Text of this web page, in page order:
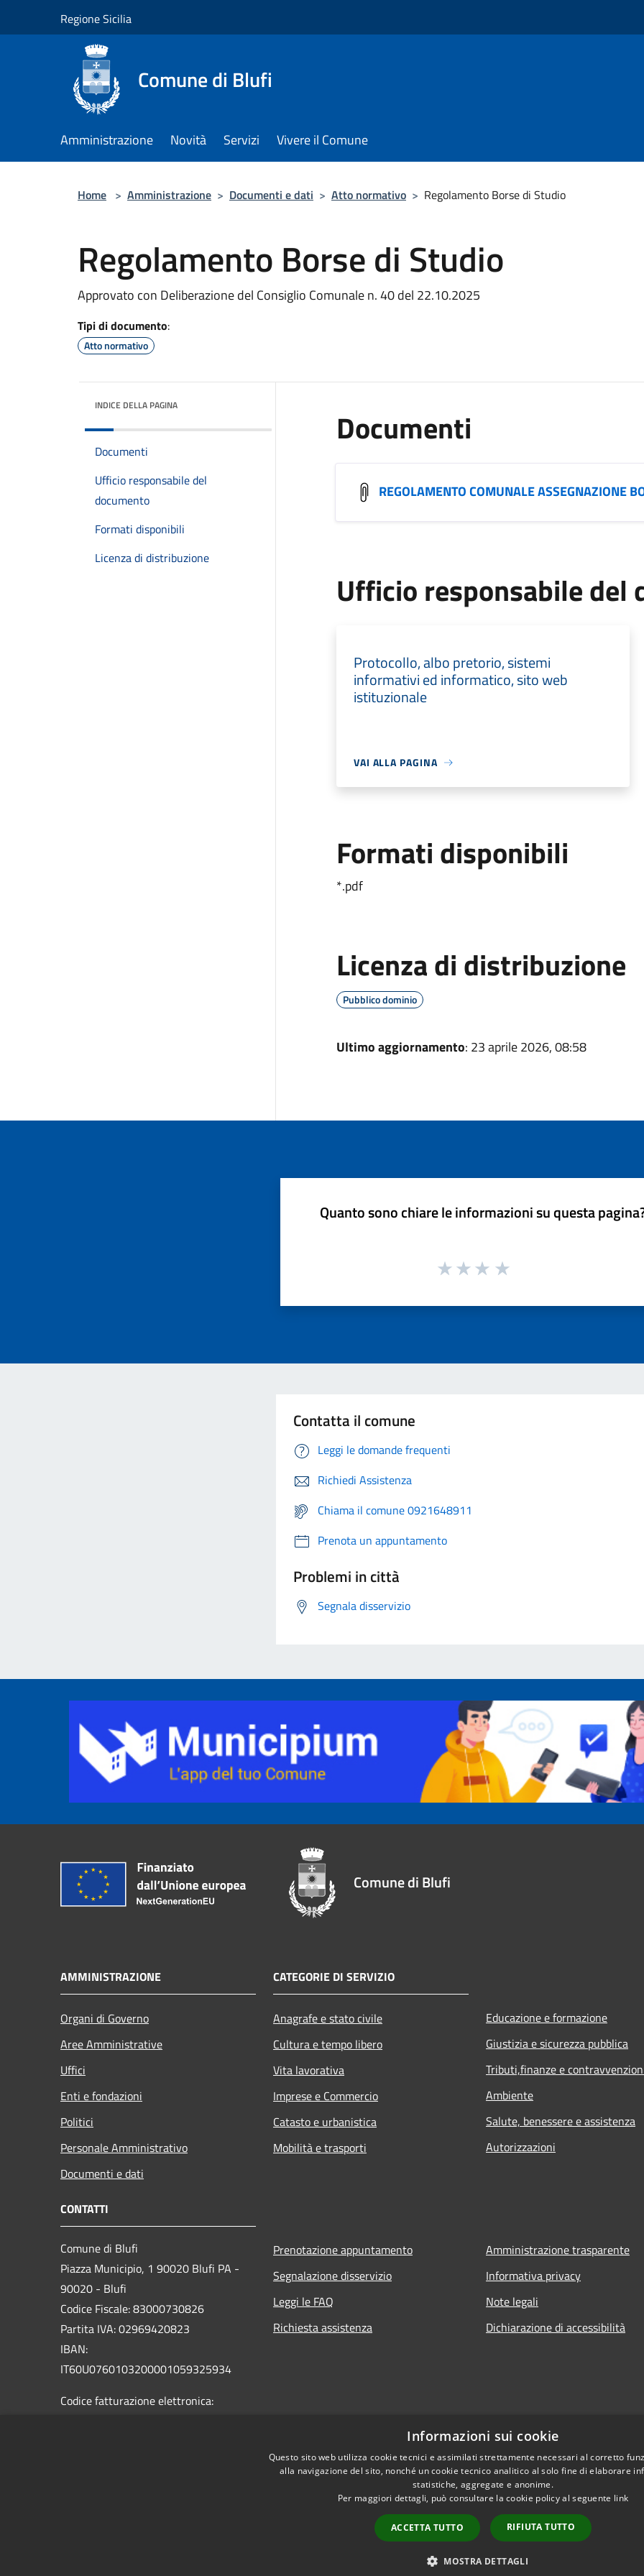
Regione Sicilia
Comune di Blufi
Amministrazione Novità Servizi Vivere il Comune
Home > Amministrazione > Documenti e dati > Atto normativo > Regolamento Borse di Studio
Regolamento Borse di Studio
Approvato con Deliberazione del Consiglio Comunale n. 40 del 22.10.2025
Tipi di documento:
Atto normativo
INDICE DELLA PAGINA
Documenti
Ufficio responsabile del
documento
Formati disponibili
Licenza di distribuzione
Documenti
REGOLAMENTO COMUNALE ASSEGNAZIONE
Ufficio responsabile del
Protocollo, albo pretorio, sistemi
informativi ed informatico, sito web
istituzionale
VAI ALLA PAGINA
Formati disponibili
*.pdf
Licenza di distribuzione
Pubblico dominio
Ultimo aggiornamento: 23 aprile 2026, 08:58
Quanto sono chiare le informazioni su questa
Contatta il comune
Leggi le domande frequenti
Richiedi Assistenza
Chiama il comune 0921648911
Prenota un appuntamento
Problemi in città
Segnala disservizio
Comune di Blufi
AMMINISTRAZIONE
Organi di Governo
Aree Amministrative
Uffici
Enti e fondazioni
Politici
Personale Amministrativo
Documenti e dati
CATEGORIE DI SERVIZIO
Anagrafe e stato civile
Cultura e tempo libero
Vita lavorativa
Imprese e Commercio
Catasto e urbanistica
Mobilità e trasporti
Educazione e formazione
Giustizia e sicurezza pubblica
Tributi,finanze e
Ambiente
Salute, benessere e assistenza
Autorizzazioni
CONTATTI
Comune di Blufi
Piazza Municipio, 1 90020 Blufi PA -
90020 - Blufi
Codice Fiscale: 83000730826
Partita IVA: 02969420823
IBAN:
IT60U0760103200001059325934
Codice fatturazione elettronica:
Prenotazione appuntamento
Segnalazione disservizio
Leggi le FAQ
Richiesta assistenza
Amministrazione trasparente
Informativa privacy
Note legali
Dichiarazione di accessibilità
Copyright © 2026 •
Informazioni sui cookie
Questo sito web utilizza cookie tecnici e assimilati strettamente necessari al corretto
alla navigazione del sito, nonché un cookie tecnico analitico al solo fine di elaborare
statistiche, aggregate e anonime.
Per maggiori dettagli, può consultare la cookie policy al seguente link
ACCETTA TUTTO RIFIUTA TUTTO
MOSTRA DETTAGLI